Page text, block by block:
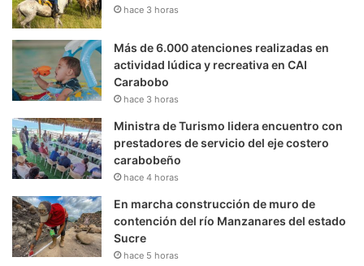
hace 3 horas
Más de 6.000 atenciones realizadas en
actividad lúdica y recreativa en CAI
Carabobo
hace 3 horas
Ministra de Turismo lidera encuentro con
prestadores de servicio del eje costero
carabobeño
hace 4 horas
En marcha construcción de muro de
contención del río Manzanares del estado
Sucre
hace 5 horas